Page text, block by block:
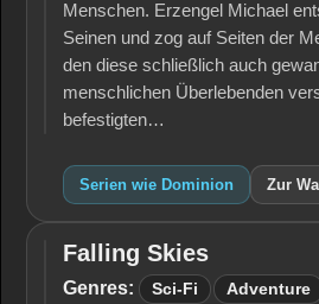
Menschen. Erzengel Michael
Seinen und zog auf Seiten der
den diese schließlich auch
menschlichen Überlebenden
befestigten…
Serien wie Dominion Zur
Falling
Skies
Falling Skies
Genres: Sci-Fi Adventure